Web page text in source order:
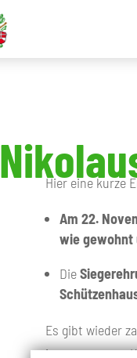
Hier eine kurze
Am 22.
wie gewohnt
Die
Es gibt wieder
immer gesorgt.